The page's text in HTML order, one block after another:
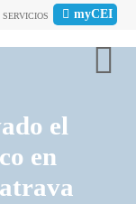
myCEI
SERVICIOS
el
en